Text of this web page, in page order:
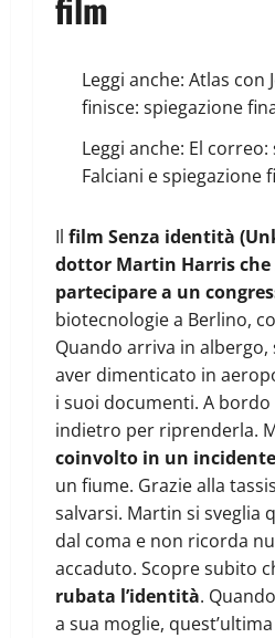
Leggi anche: Atlas con
finisce: spiegazione
Leggi anche: El correo:
Falciani e spiegazione
Il film Senza identità
dottor Martin Harris
partecipare a un
biotecnologie a Berlino,
Quando arriva in
aver dimenticato in
i suoi documenti. A
indietro per riprenderla.
coinvolto in un
un fiume. Grazie alla
salvarsi. Martin si sveglia
dal coma e non ricorda
accaduto. Scopre subito
rubata l’identità.
a sua moglie,